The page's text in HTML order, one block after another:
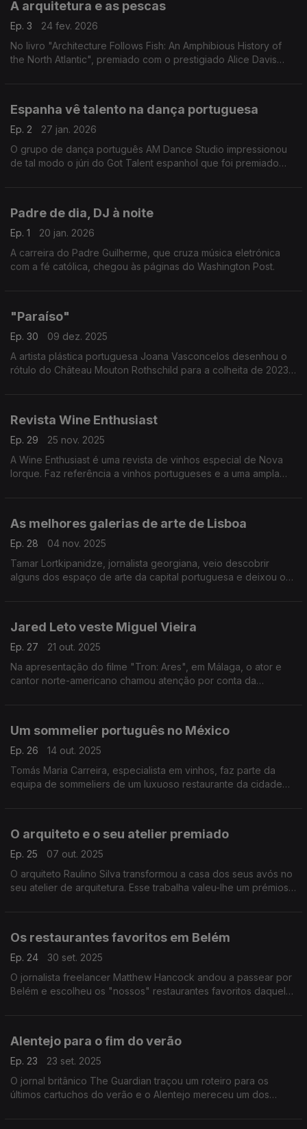
A arquitetura e as pescas
Ep. 3
24 fev. 2026
No livro "Architecture Follows Fish: An Amphibious History of
the North Atlantic", premiado com o prestigiado Alice Davis
Espanha vê talento na dança portuguesa
Ep. 2
27 jan. 2026
O grupo de dança português AM Dance Studio impressionou
de tal modo o júri do Got Talent espanhol que foi premiado
Padre de dia, DJ à noite
Ep. 1
20 jan. 2026
A carreira do Padre Guilherme, que cruza música eletrónica
com a fé católica, chegou às páginas do Washington Post.
"Paraíso"
Ep. 30
09 dez. 2025
A artista plástica portuguesa Joana Vasconcelos desenhou o
rótulo do Château Mouton Rothschild para a colheita de 2023,
Revista Wine Enthusiast
Ep. 29
25 nov. 2025
A Wine Enthusiast é uma revista de vinhos especial de Nova
Iorque. Faz referência a vinhos portugueses e a uma ampla
As melhores galerias de arte de Lisboa
Ep. 28
04 nov. 2025
Tamar Lortkipanidze, jornalista georgiana, veio descobrir
alguns dos espaço de arte da capital portuguesa e deixou o
Jared Leto veste Miguel Vieira
Ep. 27
21 out. 2025
Na apresentação do filme "Tron: Ares", em Málaga, o ator e
cantor norte-americano chamou atenção por conta da
Um sommelier português no México
Ep. 26
14 out. 2025
Tomás Maria Carreira, especialista em vinhos, faz parte da
equipa de sommeliers de um luxuoso restaurante da cidade
O arquiteto e o seu atelier premiado
Ep. 25
07 out. 2025
O arquiteto Raulino Silva transformou a casa dos seus avós no
seu atelier de arquitetura. Esse trabalha valeu-lhe um prémios
Os restaurantes favoritos em Belém
Ep. 24
30 set. 2025
O jornalista freelancer Matthew Hancock andou a passear por
Belém e escolheu os "nossos" restaurantes favoritos daquela
Alentejo para o fim do verão
Ep. 23
23 set. 2025
O jornal britânico The Guardian traçou um roteiro para os
últimos cartuchos do verão e o Alentejo mereceu um dos